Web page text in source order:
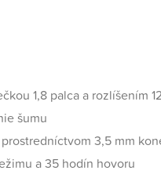
1,8 palca a rozlíšením
šumu
3,5 mm
a 35 hodín hovoru